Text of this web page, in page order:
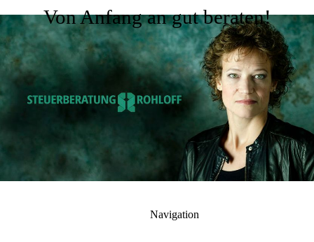
Von Anfang an gut beraten!
Navigation